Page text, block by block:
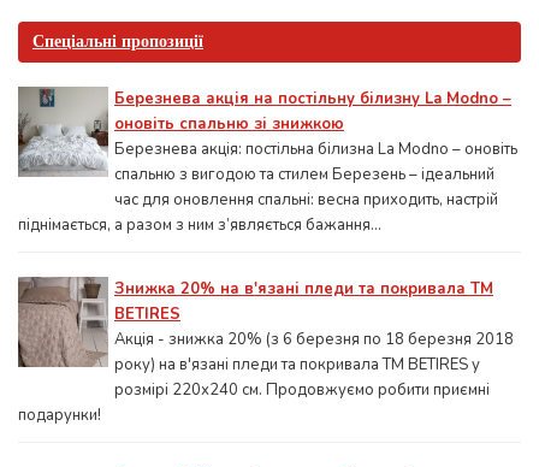
Спеціальні пропозиції
Березнева акція на постільну білизну La Modno –
оновіть спальню зі знижкою
Березнева акція: постільна білизна La Modno – оновіть
спальню з вигодою та стилем Березень – ідеальний
час для оновлення спальні: весна приходить, настрій
піднімається, а разом з ним з’являється бажання...
Знижка 20% на в'язані пледи та покривала ТМ
BETIRES
Акція - знижка 20% (з 6 березня по 18 березня 2018
року) на в'язані пледи та покривала ТМ BETIRES у
розмірі 220х240 см. Продовжуємо робити приємні
подарунки!